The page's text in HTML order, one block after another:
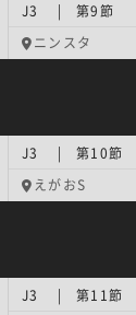
J3 | 第9節
ニンスタ
J3 | 第10節
えがおS
J3 | 第11節